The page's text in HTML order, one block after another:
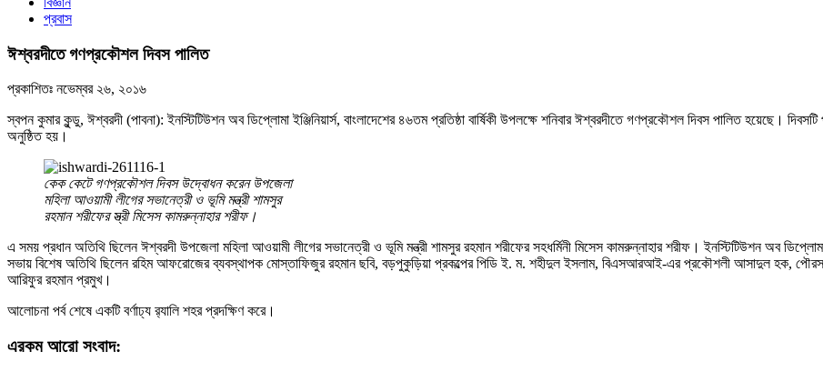
প্রবাস
ঈশ্বরদীতে গণপ্রকৌশল দিবস পালিত
প্রকাশিতঃ নভেম্বর ২৬, ২০১৬
স্বপন কুমার কুন্ডু, ঈশ্বরদী (পাবনা): ইনস্টিটিউশন অব ডিপ্লোমা ইঞ্জিনিয়ার্স, বাংলাদেশের ৪৬তম প্রতিষ্ঠা বার্ষিকী উপলক্ষে শনিবার ঈশ্বরদীতে গণপ্রকৌশল দিবস পালিত হয়েছে।
অনুষ্ঠিত হয়।
কেক কেটে গণপ্রকৌশল দিবস উদ্বোধন করেন উপজেলা
মহিলা আওয়ামী লীগের সভানেত্রী ও ভূমি মন্ত্রী শামসুর
রহমান শরীফের স্ত্রী মিসেস কামরুন্নাহার শরীফ।
এ সময় প্রধান অতিথি ছিলেন ঈশ্বরদী উপজেলা মহিলা আওয়ামী লীগের সভানেত্রী ও ভূমি মন্ত্রী শামসুর রহমান শরীফের সহধর্মিনী মিসেস কামরুন্নাহার শরীফ। ইনস্টিটিউশন অব
সভায় বিশেষ অতিথি ছিলেন রহিম আফরোজের ব্যবস্থাপক মোস্তাফিজুর রহমান ছবি, বড়পুকুড়িয়া প্রকল্পের পিডি ই. ম. শহীদুল ইসলাম, বিএসআরআই-এর প্রকৌশলী আসাদুল হক,
আরিফুর রহমান প্রমুখ।
আলোচনা পর্ব শেষে একটি বর্ণাঢ্য র‌্যালি শহর প্রদক্ষিণ করে।
এরকম আরো সংবাদ: